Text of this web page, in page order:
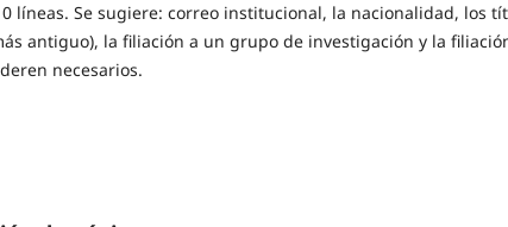
líneas. Se sugiere: correo institucional, la nacionalidad, los
antiguo), la filiación a un grupo de investigación y la
necesarios.